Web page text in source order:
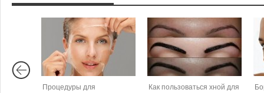
Процедуры для
Как пользоваться хной для